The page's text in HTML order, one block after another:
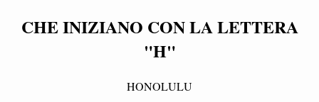
CHE INIZIANO CON LA LETTERA
"H"
HONOLULU